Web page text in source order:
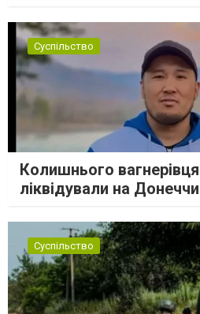
Суспільство
Колишнього вагнерівця
ліквідували на
Суспільство